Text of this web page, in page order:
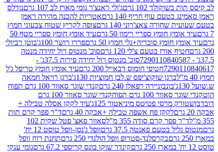
102 גרם
ג'ולי ראנצ'ר גומי מארז לב 107 גרם
נודלס
עוף חריף 140 גרם
אטריות להכנה מהירה ראמן
שחורה צאצ'רוני 140 גרם
צופה לקריץ שטוח צבעוני חמוץ
חומץ ספריי רימון 50 גרם
עיד אומץ חומץ ספריי מטף 50
חומץ סוכריה+גלי חמוץ 50 גרם
פררו רושר 100ג'
בוטן רביולי
אורז בטעם צ'לי 120 גרם
סוכ' מנטוס רול יחידה מנטה
סוכ' מנטוס רול יחידה פירות 37.5ג' -
חטיפי חומוס דבאייל 200 גרם
עיד אומץ חומץ טריפל ג'ל
ברגן שוקוצ'יפס ש.לבן חמוציות 130ג'
ברגן רויאל חמאה
בונבוניירה רפאלו 240 גרם
קנדי שוגר סאוור 100 גרם תפוח
100 גרם תפוח
קנדי שוגר סאוור 100 גרם
מרסי פטיטס מיניאטור 125ג'
עיד לקקן אסלה טבילה +
לקקן פח אשפה טבילה +אבקה 40 גרם
ד"ר פפר קרם תות
פפר קרם סודה 355 מ"ל
סאוור פאצ' פטל שקית 102
בטעם פאנטה 37.5 גרם
וופל ג'נסן-וופל טוסט 12 יח'
בקרסלנד-סטרופ וופל הולנדי 250 גרם
תחנת רוח וופל
קינדר שוקו בונס קריספי 67.2 גרם
גומי ענקי